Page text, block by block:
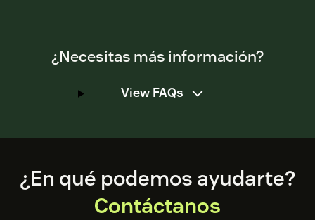
¿Necesitas más información?
View FAQs
Footer
¿En qué podemos ayudarte?
Contáctanos